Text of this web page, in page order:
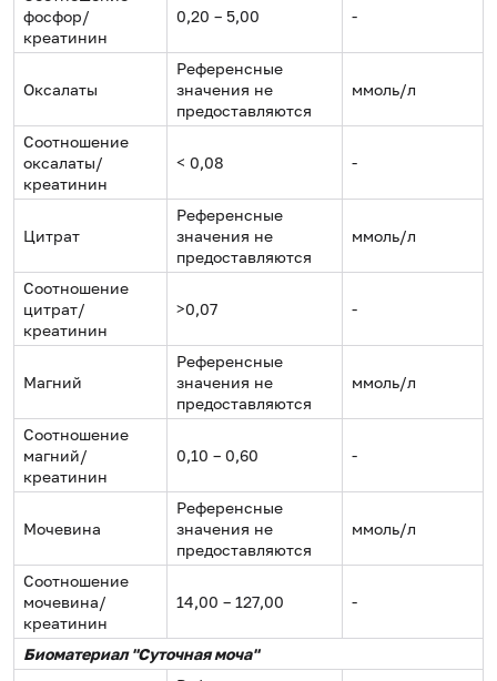
фосфор/
креатинин
0,20 – 5,00 -
Оксалаты
Референсные
значения не
предоставляются
ммоль/л
Соотношение
оксалаты/
креатинин
< 0,08 -
Цитрат
Референсные
значения не
предоставляются
ммоль/л
Соотношение
цитрат/
креатинин
>0,07 -
Магний
Референсные
значения не
предоставляются
ммоль/л
Соотношение
магний/
креатинин
0,10 – 0,60 -
Мочевина
Референсные
значения не
предоставляются
ммоль/л
Соотношение
мочевина/
креатинин
14,00 – 127,00 -
Биоматериал "Суточная моча"